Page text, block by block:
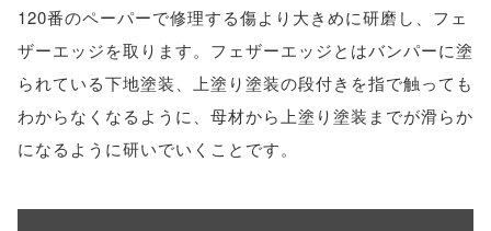
120番のペーパーで修理する傷より大きめに研磨し、フェ
ザーエッジを取ります。フェザーエッジとはバンパーに塗
られている下地塗装、上塗り塗装の段付きを指で触っても
わからなくなるように、母材から上塗り塗装までが滑らか
になるように研いでいくことです。